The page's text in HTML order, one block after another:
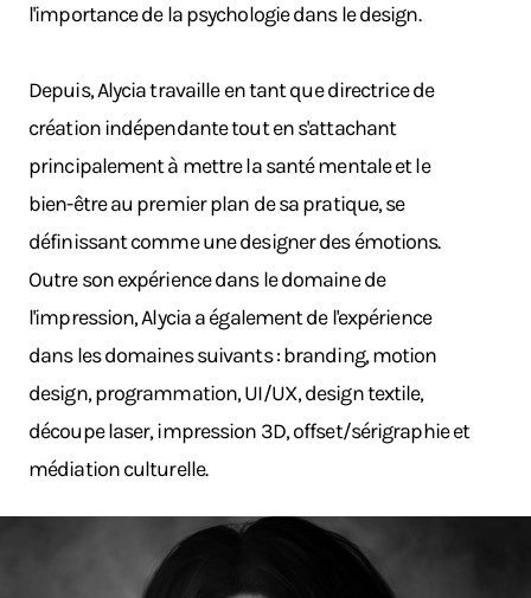
l'importance de la psychologie dans le design.
Depuis, Alycia travaille en tant que directrice de
création indépendante tout en s'attachant
principalement à mettre la santé mentale et le
bien-être au premier plan de sa pratique, se
définissant comme une designer des émotions.
Outre son expérience dans le domaine de
l'impression, Alycia a également de l'expérience
dans les domaines suivants : branding, motion
design, programmation, UI/UX, design textile,
découpe laser, impression 3D, offset/sérigraphie et
médiation culturelle.